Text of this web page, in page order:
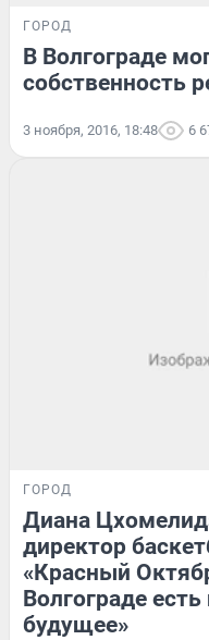
ГОРОД
В Волгограде
собственность
3 ноября, 2016, 18:48 6
ГОРОД
Диана
директор
«Красный
Волгограде
будущее»